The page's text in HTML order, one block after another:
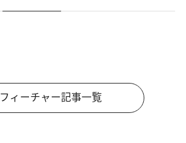
フィーチャー記事一覧